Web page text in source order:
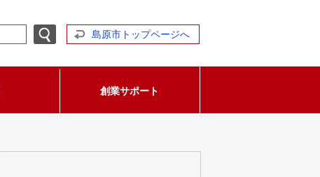
島原市トップページへ
創業サポート